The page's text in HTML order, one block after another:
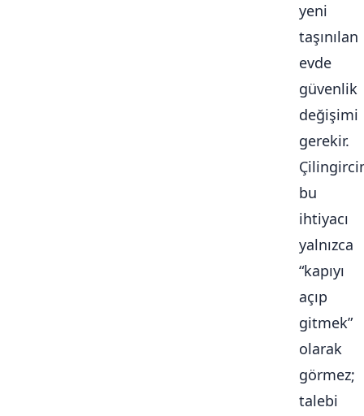
yeni
taşınılan
evde
güvenlik
değişimi
gerekir.
bu
ihtiyacı
yalnızca
“kapıyı
açıp
gitmek”
olarak
görmez;
talebi